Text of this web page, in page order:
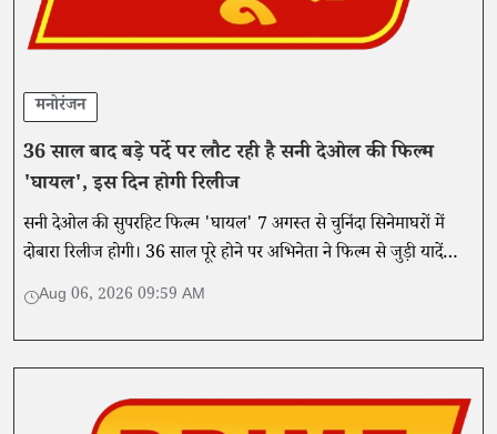
मनोरंजन
36 साल बाद बड़े पर्दे पर लौट रही है सनी देओल की फिल्म
'घायल', इस दिन होगी रिलीज
सनी देओल की सुपरहिट फिल्म 'घायल' 7 अगस्त से चुनिंदा सिनेमाघरों में
दोबारा रिलीज होगी। 36 साल पूरे होने पर अभिनेता ने फिल्म से जुड़ी यादें
शेयर करते हुए धर्मेंद्र और राजकुमार संतोषी का आभार जताया।
Aug 06, 2026 09:59 AM